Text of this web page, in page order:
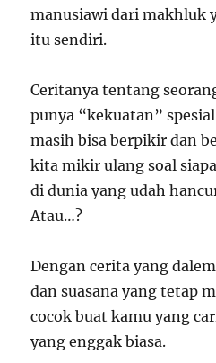
manusiawi dari makhluk
itu sendiri.
Ceritanya tentang
punya “kekuatan”
masih bisa berpikir dan
kita mikir ulang soal
di dunia yang udah
Atau…?
Dengan cerita yang
dan suasana yang tetap
cocok buat kamu yang
yang enggak biasa.